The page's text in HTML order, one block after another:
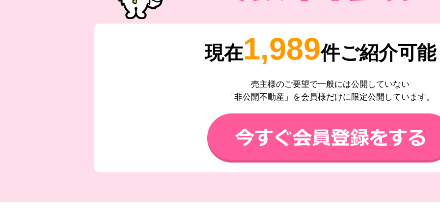
現在1,989件ご紹介可
売主様のご要望で一般には公開していない
「非公開不動産」を会員様だけに限定公開しています。